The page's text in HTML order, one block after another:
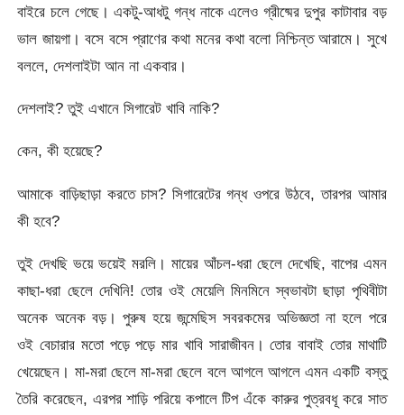
বাইরে চলে গেছে। একটু-আধটু গন্ধ নাকে এলেও গ্রীষ্মের দুপুর কাটাবার বড়
ভাল জায়গা। বসে বসে প্রাণের কথা মনের কথা বলো নিশ্চিন্ত আরামে। সুখে
বললে, দেশলাইটা আন না একবার।
দেশলাই? তুই এখানে সিগারেট খাবি নাকি?
কেন, কী হয়েছে?
আমাকে বাড়িছাড়া করতে চাস? সিগারেটের গন্ধ ওপরে উঠবে, তারপর আমার
কী হবে?
তুই দেখছি ভয়ে ভয়েই মরলি। মায়ের আঁচল-ধরা ছেলে দেখেছি, বাপের এমন
কাছা-ধরা ছেলে দেখিনি! তোর ওই মেয়েলি মিনমিনে স্বভাবটা ছাড়া পৃথিবীটা
অনেক অনেক বড়। পুরুষ হয়ে জন্মেছিস সবরকমের অভিজ্ঞতা না হলে পরে
ওই বেচারার মতো পড়ে পড়ে মার খাবি সারাজীবন। তোর বাবাই তোর মাথাটি
খেয়েছেন। মা-মরা ছেলে মা-মরা ছেলে বলে আগলে আগলে এমন একটি বস্তু
তৈরি করেছেন, এরপর শাড়ি পরিয়ে কপালে টিপ এঁকে কারুর পুত্রবধূ করে সাত